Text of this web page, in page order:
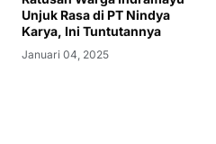
Unjuk Rasa di PT Nindya
Karya, Ini Tuntutannya
Januari 04, 2025